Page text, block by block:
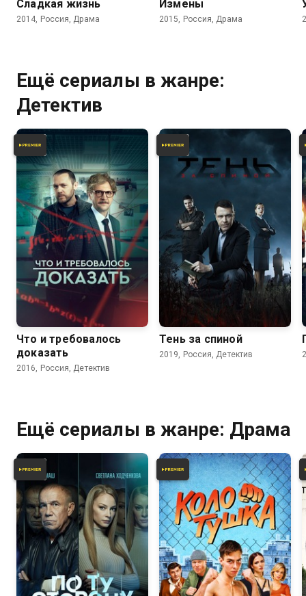
Сладкая жизнь
2014, Россия, Драма
Измены
2015, Россия, Драма
Ещё сериалы в жанре:
Детектив
6.8
Что и требовалось
доказать
2016, Россия, Детектив
7.8
Тень за спиной
2019, Россия, Детектив
Ещё сериалы в жанре: Драма